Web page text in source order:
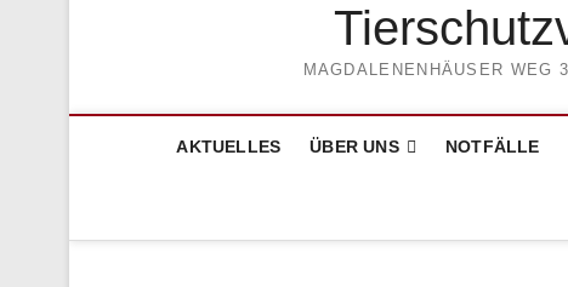
MAGDALENENHÄUSER
AKTUELLES ÜBER UNS NOTFÄLLE